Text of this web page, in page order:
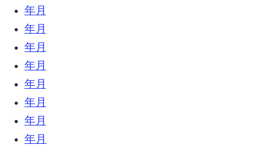
2022年2月 (3)
2021年12月 (2)
2021年6月 (1)
2021年4月 (1)
2021年1月 (1)
2020年12月 (1)
2020年10月 (1)
2020年7月 (7)